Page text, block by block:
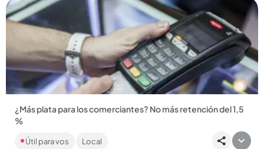
Compartir Noticia
¿Más plata para los comerciantes? No más retención del 1,5
%
De aprobarse sin cambios, el decreto comenzaría a aplicar a
partir de marzo. ...
Útil para vos Local